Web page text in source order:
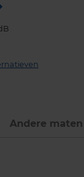
Andere maten